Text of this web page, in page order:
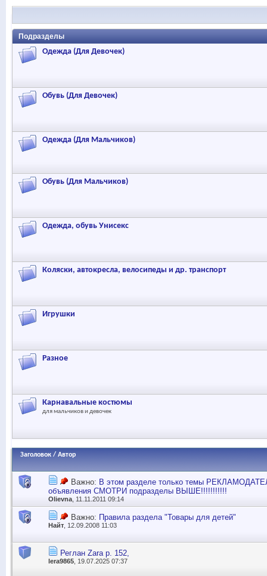
Подразделы
Одежда (Для Девочек)
Обувь (Для Девочек)
Одежда (Для Мальчиков)
Обувь (Для Мальчиков)
Одежда, обувь Унисекс
Коляски, автокресла, велосипеды и др. транспорт
Игрушки
Разное
Карнавальные костюмы
для мальчиков и девочек
Заголовок / Автор
Важно: В этом разделе только темы
объявления СМОТРИ подразделы ВЫШЕ!!!!!!!!!!!
Olievna , 11.11.2011 09:14
Важно: Правила раздела "Товары для детей"
Найт, 12.09.2008 11:03
Реглан Zara р. 152,
lera9865 , 19.07.2025 07:37